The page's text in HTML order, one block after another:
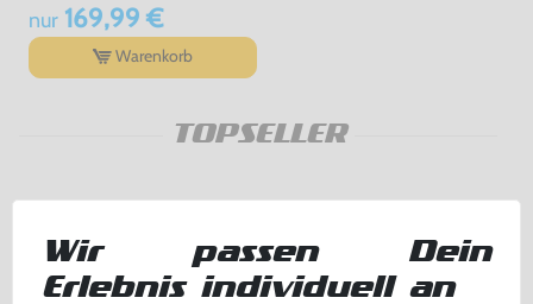
nur169,99 €
Warenkorb
TOPSELLER
Wir passen Dein
Erlebnis individuell an